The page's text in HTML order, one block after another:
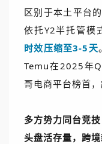
区别于本土平台
依托Y2半托管模
时效压缩至3-5天
Temu在2025年
哥电商平台榜首，
多方势力同台竞
头盘活存量，跨